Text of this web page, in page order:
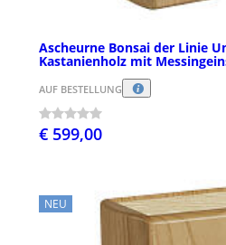
Ascheurne Bonsai der Linie
Kastanienholz mit
AUF BESTELLUNG
€ 599,00
NEU